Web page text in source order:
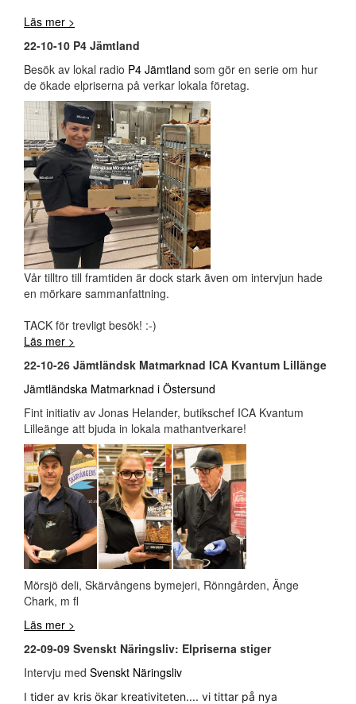
Läs mer >
22-10-10 P4 Jämtland
Besök av lokal radio P4 Jämtland som gör en serie om hur
de ökade elpriserna på verkar lokala företag.
Vår tilltro till framtiden är dock stark även om intervjun hade
en mörkare sammanfattning.
TACK för trevligt besök! :-)
Läs mer >
22-10-26 Jämtländsk Matmarknad ICA Kvantum Lillänge
Jämtländska Matmarknad i Östersund
Fint initiativ av Jonas Helander, butikschef ICA Kvantum
Lilleänge att bjuda in lokala mathantverkare!
Mörsjö deli, Skärvångens bymejeri, Rönngården, Änge
Chark, m fl
Läs mer >
22-09-09 Svenskt Näringsliv: Elpriserna stiger
Intervju med Svenskt Näringsliv
I tider av kris ökar kreativiteten.... vi tittar på nya